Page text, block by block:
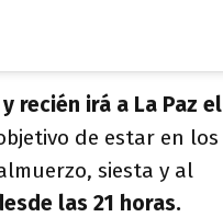
recién irá a La Paz el
de estar en los
siesta y al
las 21 horas.